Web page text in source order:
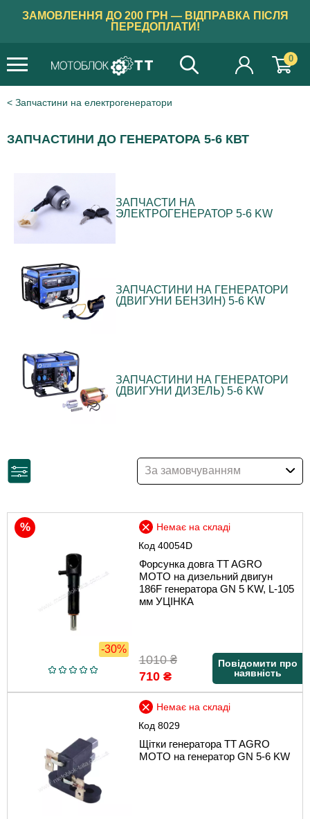
ЗАМОВЛЕННЯ ДО 200 ГРН — ВІДПРАВКА ПІСЛЯ
ПЕРЕДОПЛАТИ!
0
Запчастини на електрогенератори
ЗАПЧАСТИНИ ДО ГЕНЕРАТОРА 5-6 КВТ
ЗАПЧАСТИ НА
ЭЛЕКТРОГЕНЕРАТОР 5-6 KW
ЗАПЧАСТИНИ НА ГЕНЕРАТОРИ
(ДВИГУНИ БЕНЗИН) 5-6 KW
ЗАПЧАСТИНИ НА ГЕНЕРАТОРИ
(ДВИГУНИ ДИЗЕЛЬ) 5-6 KW
За замовчуванням
Код40054D
-30%
Немає на складі
Форсунка довга TT AGRO
MOTO на дизельний двигун
186F генератора GN 5 KW, L-105
мм УЦІНКА
710₴
1010₴
Повідомити про
наявність
Код8029
Немає на складі
Щітки генератора TT AGRO
MOTO на генератор GN 5-6 KW